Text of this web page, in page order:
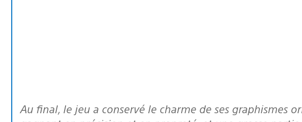
Au final, le jeu a conservé le charme de ses graphismes originaux, tout en